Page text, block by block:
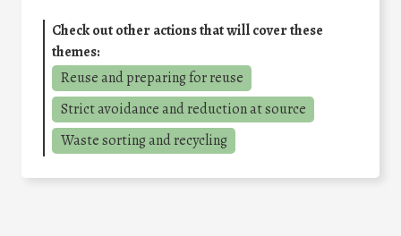
Check out other actions that will cover these
themes:
Reuse and preparing for reuse
Strict avoidance and reduction at source
Waste sorting and recycling